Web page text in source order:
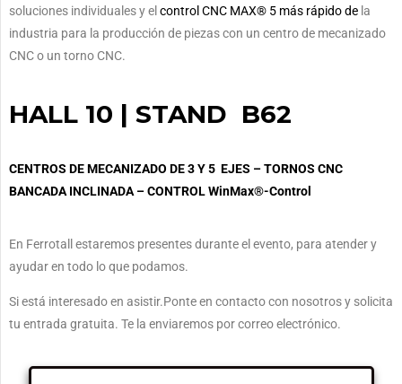
soluciones individuales y el control CNC MAX® 5 más rápido de la
industria para la producción de piezas con un centro de mecanizado
CNC o un torno CNC.
HALL 10 | STAND B62
CENTROS DE MECANIZADO DE 3 Y 5 EJES – TORNOS CNC
BANCADA INCLINADA – CONTROL WinMax®-Control
En Ferrotall estaremos presentes durante el evento, para atender y
ayudar en todo lo que podamos.
Si está interesado en asistir.Ponte en contacto con nosotros y solicita
tu entrada gratuita. Te la enviaremos por correo electrónico.